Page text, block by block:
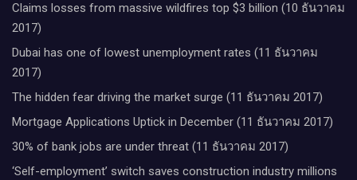
Claims losses from massive wildfires top $3 billion (10 ธันวาคม
2017)
Dubai has one of lowest unemployment rates (11 ธันวาคม
2017)
The hidden fear driving the market surge (11 ธันวาคม 2017)
Mortgage Applications Uptick in December (11 ธันวาคม 2017)
30% of bank jobs are under threat (11 ธันวาคม 2017)
‘Self-employment’ switch saves construction industry millions